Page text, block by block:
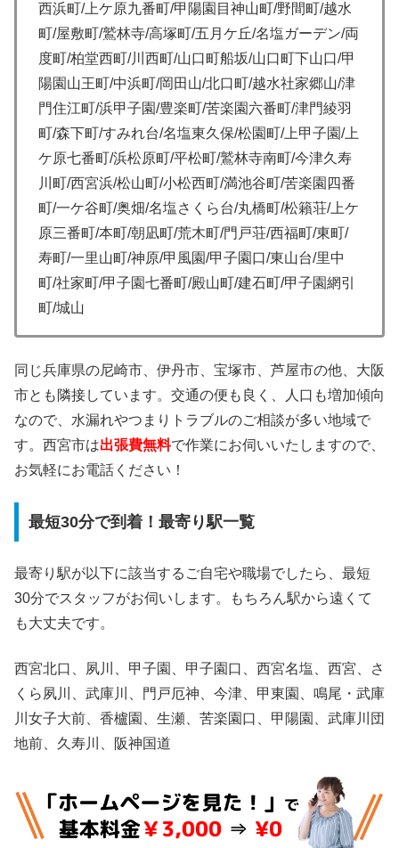
西浜町/上ケ原九番町/甲陽園目神山町/野間町/越水
町/屋敷町/鷲林寺/高塚町/五月ケ丘/名塩ガーデン/両
度町/柏堂西町/川西町/山口町船坂/山口町下山口/甲
陽園山王町/中浜町/岡田山/北口町/越水社家郷山/津
門住江町/浜甲子園/豊楽町/苦楽園六番町/津門綾羽
町/森下町/すみれ台/名塩東久保/松園町/上甲子園/上
ケ原七番町/浜松原町/平松町/鷲林寺南町/今津久寿
川町/西宮浜/松山町/小松西町/満池谷町/苦楽園四番
町/一ケ谷町/奥畑/名塩さくら台/丸橋町/松籟荘/上ケ
原三番町/本町/朝凪町/荒木町/門戸荘/西福町/東町/
寿町/一里山町/神原/甲風園/甲子園口/東山台/里中
町/社家町/甲子園七番町/殿山町/建石町/甲子園網引
町/城山
同じ兵庫県の尼崎市、伊丹市、宝塚市、芦屋市の他、大阪
市とも隣接しています。交通の便も良く、人口も増加傾向
なので、水漏れやつまりトラブルのご相談が多い地域で
す。西宮市は出張費無料で作業にお伺いいたしますので、
お気軽にお電話ください！
最短30分で到着！最寄り駅一覧
最寄り駅が以下に該当するご自宅や職場でしたら、最短
30分でスタッフがお伺いします。もちろん駅から遠くて
も大丈夫です。
西宮北口、夙川、甲子園、甲子園口、西宮名塩、西宮、さ
くら夙川、武庫川、門戸厄神、今津、甲東園、鳴尾・武庫
川女子大前、香櫨園、生瀬、苦楽園口、甲陽園、武庫川団
地前、久寿川、阪神国道